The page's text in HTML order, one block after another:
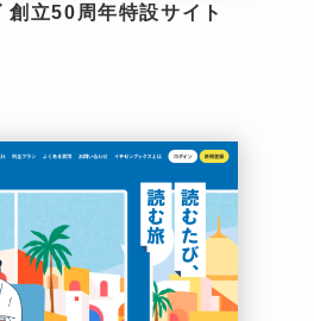
立50周年特設サイト